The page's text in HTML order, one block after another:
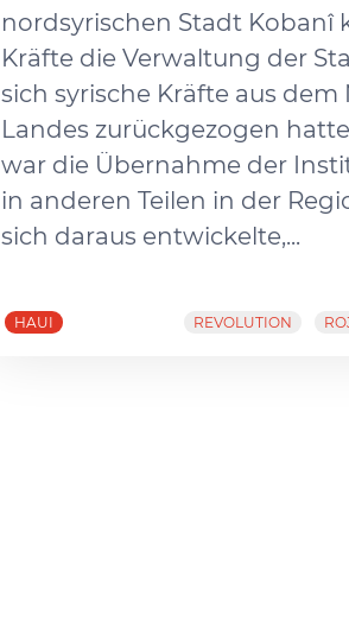
nordsyrischen Stadt Kobanî
Kräfte die Verwaltung der
sich syrische Kräfte aus dem
Landes zurückgezogen
war die Übernahme der
in anderen Teilen in der
sich daraus entwickelte,...
HAUI REVOLUTION